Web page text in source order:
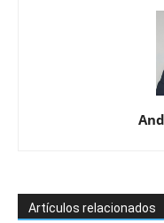
Artículos relacionados